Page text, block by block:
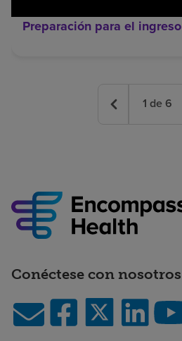
Preparación para el ingreso
1 de 6
Conéctese con nosotros